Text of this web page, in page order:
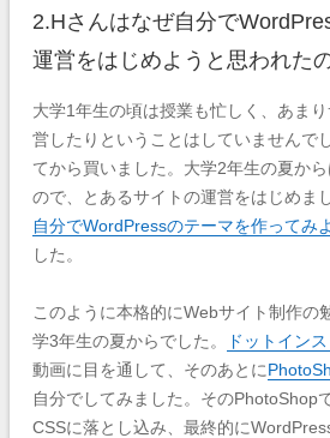
2.Hさんはなぜ自分で
運営をはじめようと思われた
大学1年生の頃は授業も忙しく、あま
営したりということはしていませんでし
てから買いました。 大学2年生の夏か
ので、とあるサイトの運営をはじめま
自分でWordPressのテーマを作ってみ
した。
このように本格的にWebサイト制作の
学3年生の夏からでした。
ドットイン
動画に目を通して、そのあとに
自分でしてみました。そのPhotoShop
CSSに落とし込み、最終的に